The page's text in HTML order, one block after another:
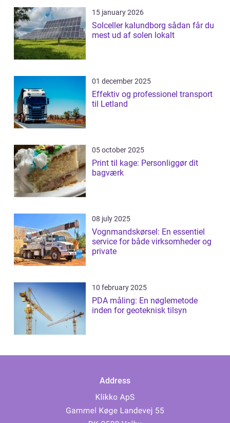
15 january 2026
Solceller kalundborg sådan får du
mest ud af solen lokalt
01 december 2025
Effektiv og professionel transport
til Letland
05 october 2025
Print til kage: Personliggør dit
bagværk
08 july 2025
Vognmandskørsel: En essentiel
service for både virksomheder og
private
10 february 2025
PDA måling: En nøglemetode
inden for geoteknisk tilsyn
Address